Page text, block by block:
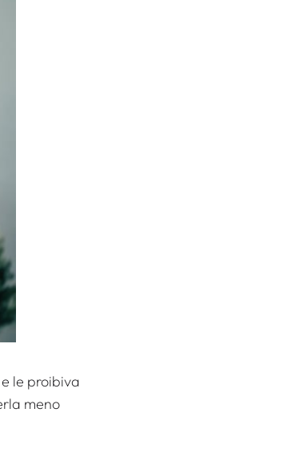
le proibiva
meno